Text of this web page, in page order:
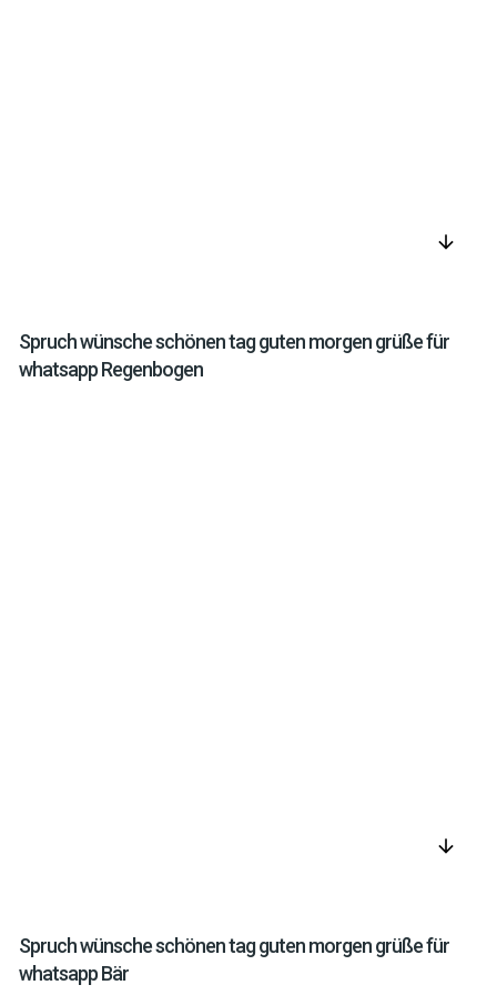
arrow_downward
Spruch wünsche schönen tag guten morgen grüße für
whatsapp Regenbogen
arrow_downward
Spruch wünsche schönen tag guten morgen grüße für
whatsapp Bär